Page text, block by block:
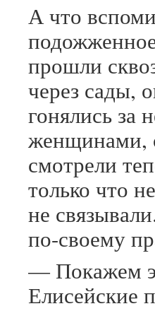
А что
прошли
через сады,
гонялись за
женщинами,
смотрели
только что
не
по-своему
— Покажем
Елисейские